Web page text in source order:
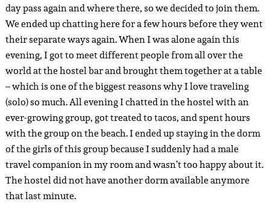
day pass again and where there, so we decided to join them.
We ended up chatting here for a few hours before they went
their separate ways again. When I was alone again this
evening, I got to meet different people from all over the
world at the hostel bar and brought them together at a table
– which is one of the biggest reasons why I love traveling
(solo) so much. All evening I chatted in the hostel with an
ever-growing group, got treated to tacos, and spent hours
with the group on the beach. I ended up staying in the dorm
of the girls of this group because I suddenly had a male
travel companion in my room and wasn’t too happy about it.
The hostel did not have another dorm available anymore
that last minute.